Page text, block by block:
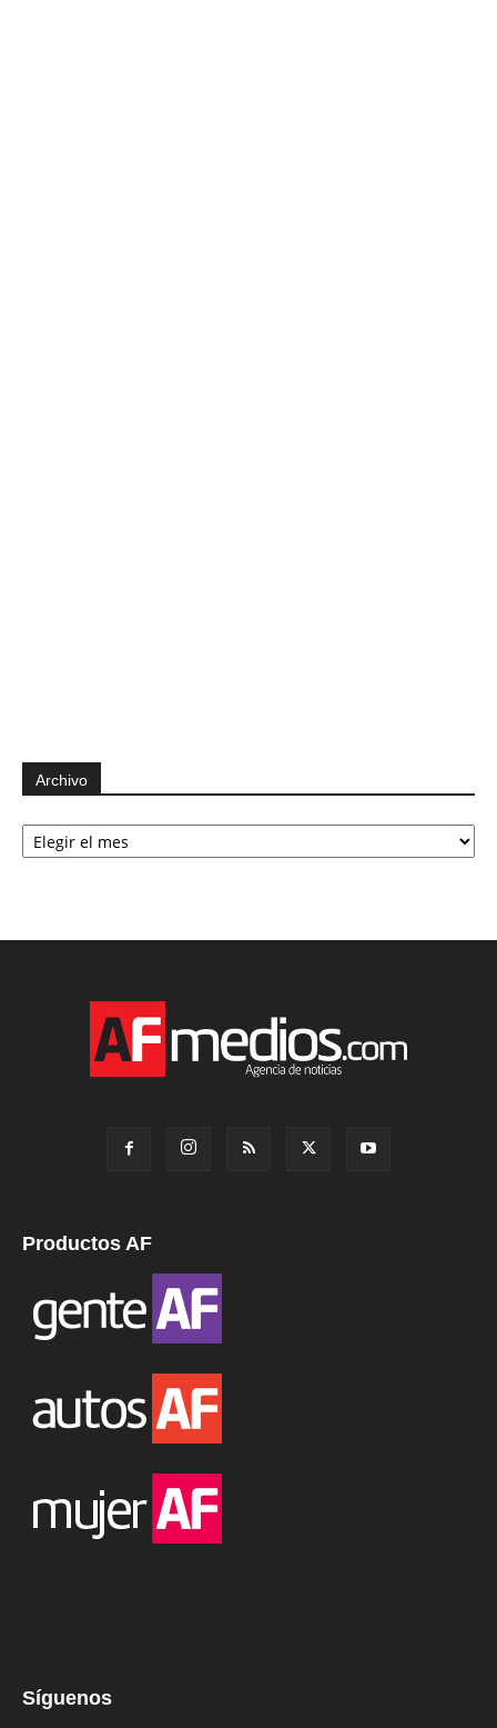
Archivo
Archivo
Productos AF
Síguenos